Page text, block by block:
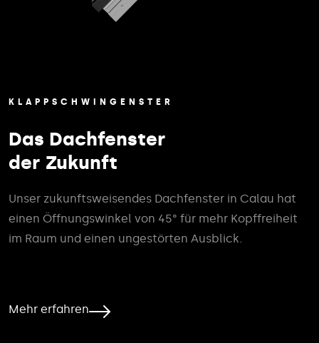
KLAPPSCHWINGENSTER
Das Dachfenster
der Zukunft
Unser zukunftsweisendes Dachfenster in Calau hat
einen Öffnungswinkel von 45° für mehr Kopffreiheit
im Raum und einen ungestörten Ausblick.
Mehr erfahren